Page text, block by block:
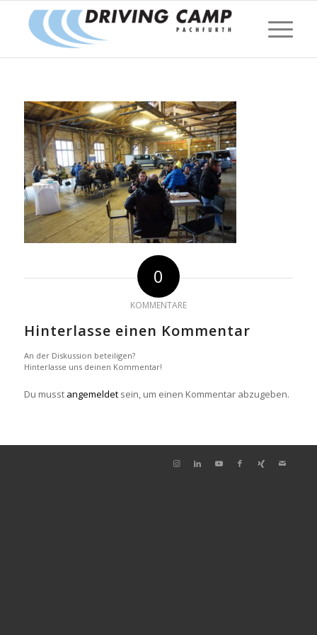
0
KOMMENTARE
Hinterlasse einen Kommentar
An der Diskussion beteiligen?
Hinterlasse uns deinen Kommentar!
Du musst angemeldetsein, um einen Kommentar abzugeben.